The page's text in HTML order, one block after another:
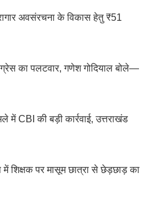
अवसंरचना के विकास हेतु ₹51
का पलटवार, गणेश गोदियाल बोले—
में CBI की बड़ी कार्रवाई, उत्तराखंड
में शिक्षक पर मासूम छात्रा से छेड़छाड़ का